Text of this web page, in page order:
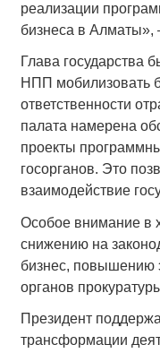
реализации
бизнеса в Алматы»,
Глава государства
НПП мобилизовать
ответственности
палата намерена
проекты
госорганов. Это
взаимодействие
Особое внимание в
снижению на
бизнес, повышению
органов
Президент
трансформации